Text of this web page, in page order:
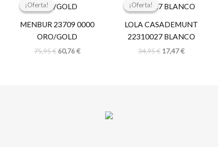
¡Oferta!
¡Oferta!
MENBUR 23709 0000
ORO/GOLD
75,95€
original
75,95 €.
60,76€
60,76 €.
¡Oferta!
¡Oferta!
LOLA CASADEMUNT
22310027 BLANCO
34,95€
original
34,95 €.
17,47€
actual
17,47 €.